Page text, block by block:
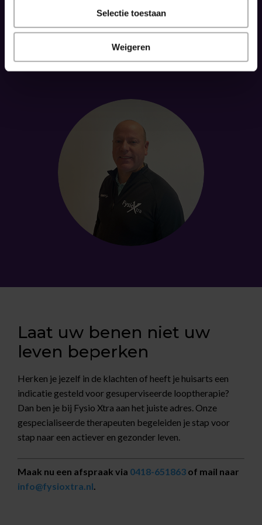
Selectie toestaan
Weigeren
Laat uw benen niet uw
leven beperken
Herken je jezelf in de klachten of heeft je huisarts een
indicatie gesteld voor gesuperviseerde looptherapie?
Dan ben je bij Fysio Xtra aan het juiste adres. Onze
gespecialiseerde therapeuten begeleiden je stap voor
stap naar een actiever en gezonder leven.
Maak nu een afspraak via 0418-651863 of mail naar
info@fysioxtra.nl